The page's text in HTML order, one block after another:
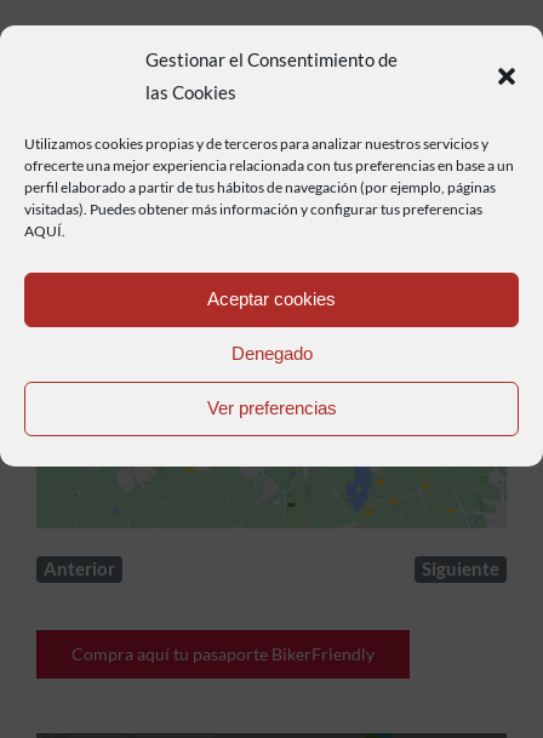
Gestionar el Consentimiento de
las Cookies
Utilizamos cookies propias y de terceros para analizar nuestros servicios y
ofrecerte una mejor experiencia relacionada con tus preferencias en base a un
perfil elaborado a partir de tus hábitos de navegación (por ejemplo, páginas
visitadas). Puedes obtener más información y configurar tus preferencias
AQUÍ.
Aceptar cookies
Denegado
Ver preferencias
Haz clic para aceptar cookies de marketing y
Anterior Siguiente
Compra aquí tu pasaporte BikerFriendly